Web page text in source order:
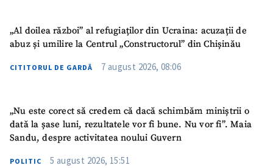
„Al doilea război” al refugiaților din Ucraina: acuzații de
abuz și umilire la Centrul „Constructorul” din Chișinău
CITITORUL DE GARDĂ 7 august 2026, 08:06
„Nu este corect să credem că dacă schimbăm miniștrii o
dată la șase luni, rezultatele vor fi bune. Nu vor fi”. Maia
Sandu, despre activitatea noului Guvern
POLITIC 5 august 2026, 15:51
Email+ Emailul meu
+ Telefon personal
confidențialitate.
TRIMITE ȘTIREA